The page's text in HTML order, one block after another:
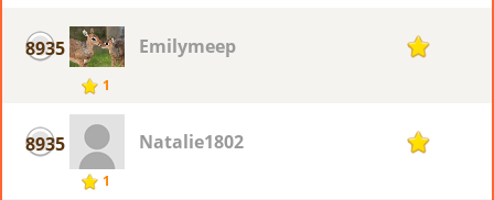
8935
1
Emilymeep 1
8935
1
Natalie1802 1